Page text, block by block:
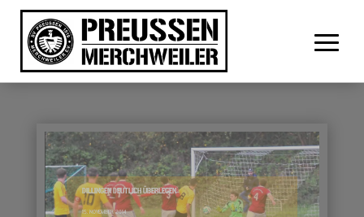
DILLINGEN DEUTLICH ÜBERLEGEN
15. NOVEMBER 2014